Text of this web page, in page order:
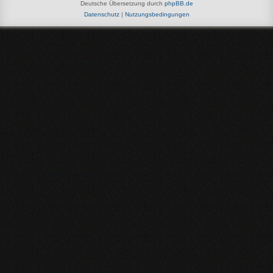
Deutsche Übersetzung durch phpBB.de
Datenschutz| Nutzungsbedingungen